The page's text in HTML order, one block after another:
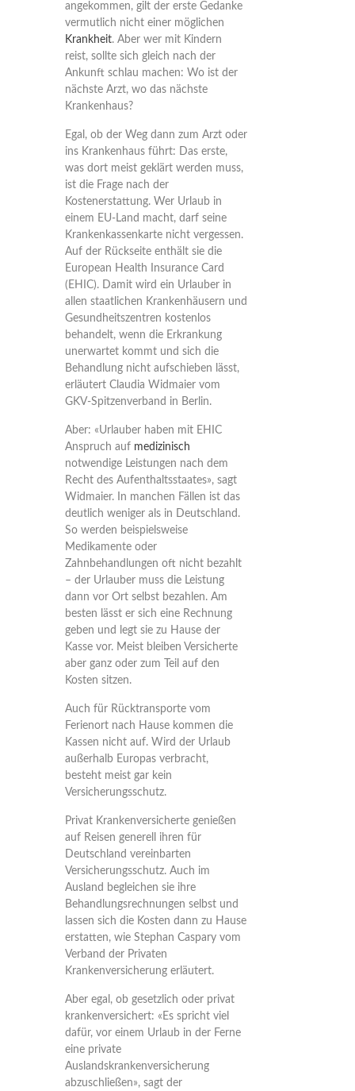
angekommen, gilt der erste Gedanke
vermutlich nicht einer möglichen
Krankheit. Aber wer mit Kindern
reist, sollte sich gleich nach der
Ankunft schlau machen: Wo ist der
nächste Arzt, wo das nächste
Krankenhaus?
Egal, ob der Weg dann zum Arzt oder
ins Krankenhaus führt: Das erste,
was dort meist geklärt werden muss,
ist die Frage nach der
Kostenerstattung. Wer Urlaub in
einem EU-Land macht, darf seine
Krankenkassenkarte nicht vergessen.
Auf der Rückseite enthält sie die
European Health Insurance Card
(EHIC). Damit wird ein Urlauber in
allen staatlichen Krankenhäusern und
Gesundheitszentren kostenlos
behandelt, wenn die Erkrankung
unerwartet kommt und sich die
Behandlung nicht aufschieben lässt,
erläutert Claudia Widmaier vom
GKV-Spitzenverband in Berlin.
Aber: «Urlauber haben mit EHIC
Anspruch auf medizinisch
notwendige Leistungen nach dem
Recht des Aufenthaltsstaates», sagt
Widmaier. In manchen Fällen ist das
deutlich weniger als in Deutschland.
So werden beispielsweise
Medikamente oder
Zahnbehandlungen oft nicht bezahlt
– der Urlauber muss die Leistung
dann vor Ort selbst bezahlen. Am
besten lässt er sich eine Rechnung
geben und legt sie zu Hause der
Kasse vor. Meist bleiben Versicherte
aber ganz oder zum Teil auf den
Kosten sitzen.
Auch für Rücktransporte vom
Ferienort nach Hause kommen die
Kassen nicht auf. Wird der Urlaub
außerhalb Europas verbracht,
besteht meist gar kein
Versicherungsschutz.
Privat Krankenversicherte genießen
auf Reisen generell ihren für
Deutschland vereinbarten
Versicherungsschutz. Auch im
Ausland begleichen sie ihre
Behandlungsrechnungen selbst und
lassen sich die Kosten dann zu Hause
erstatten, wie Stephan Caspary vom
Verband der Privaten
Krankenversicherung erläutert.
Aber egal, ob gesetzlich oder privat
krankenversichert: «Es spricht viel
dafür, vor einem Urlaub in der Ferne
eine private
Auslandskrankenversicherung
abzuschließen», sagt der